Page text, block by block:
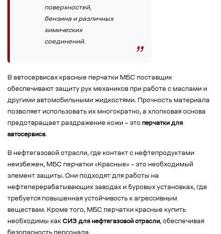
поверхностей,
бензина и различных
химических
соединений.
В автосервисах красные перчатки МБС поставщик
обеспечивают защиту рук механиков при работе с маслами и
другими автомобильными жидкостями. Прочность материала
позволяет использовать их многократно, а хлопковая основа
предотвращает раздражение кожи – это перчатки для
автосервиса.
В нефтегазовой отрасли, где контакт с нефтепродуктами
неизбежен, МБС перчатки «Красные» – это необходимый
элемент защиты. Они подходят для работы на
нефтеперерабатывающих заводах и буровых установках, где
требуется повышенная устойчивость к агрессивным
веществам. Кроме того, МБС перчатки красные купить
необходимы как СИЗ для нефтегазовой отрасли, обеспечивая